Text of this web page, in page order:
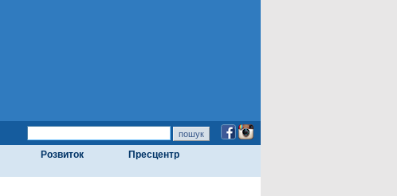
Розвиток Пресцентр